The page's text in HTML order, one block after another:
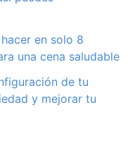
en solo 8
una cena saludable
de tu
y mejorar tu